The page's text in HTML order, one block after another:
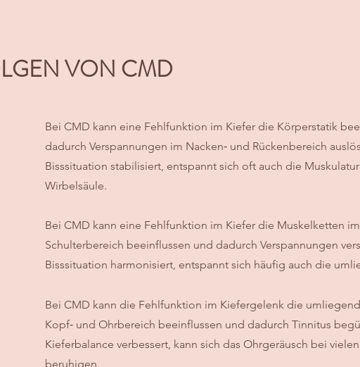
VON CMD
Bei CMD kann eine Fehlfunktion im Kiefer die Körperstatik
dadurch Verspannungen im Nacken‑ und Rückenbereich
Bisssituation stabilisiert, entspannt sich oft auch die
Wirbelsäule.
Bei CMD kann eine Fehlfunktion im Kiefer die Muskelketten
Schulterbereich beeinflussen und dadurch Verspannungen
Bisssituation harmonisiert, entspannt sich häufig auch die
Bei CMD kann die Fehlfunktion im Kiefergelenk die
Kopf‑ und Ohrbereich beeinflussen und dadurch Tinnitus
Kieferbalance verbessert, kann sich das Ohrgeräusch bei
beruhigen.